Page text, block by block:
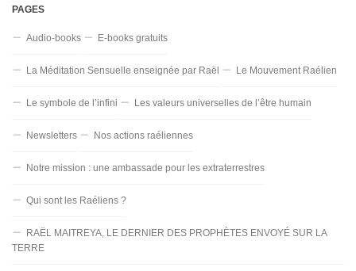
PAGES
Audio-books E-books gratuits
La Méditation Sensuelle enseignée par Raël Le Mouvement Raélien
Le symbole de l’infini Les valeurs universelles de l’être humain
Newsletters Nos actions raéliennes
Notre mission : une ambassade pour les extraterrestres
Qui sont les Raéliens ?
RAËL MAITREYA, LE DERNIER DES PROPHÈTES ENVOYÉ SUR LA
TERRE